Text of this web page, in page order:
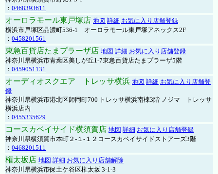
： 0468393611
オーロラモール東戸塚店 地図 詳細 お気に入り店舗登録
横浜市戸塚区品濃町536-1 オーロラモール東戸塚アネックス2F
： 0458201561
東急百貨店たまプラーザ店 地図 詳細 お気に入り店舗登録
神奈川県横浜市青葉区美しが丘1-7東急百貨店たまプラーザ5階
： 0459051131
オーディオスクエア トレッサ横浜 地図 詳細 お気に入り店舗登
録
神奈川県横浜市港北区師岡町700 トレッサ横浜南棟3階 ノジマ トレッサ
横浜店内
： 0455335629
コースカベイサイド横須賀店 地図 詳細 お気に入り店舗登録
神奈川県横須賀市本町２-１-１２コースカベイサイドストアーズ3階
： 0468201511
権太坂店 地図 詳細 お気に入り店舗解除
神奈川県横浜市保土ケ谷区権太坂 3-1-3